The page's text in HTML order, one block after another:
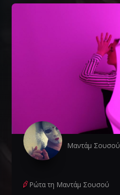
Μαντάμ Σουσού
Ρώτα τη Μαντάμ Σουσού